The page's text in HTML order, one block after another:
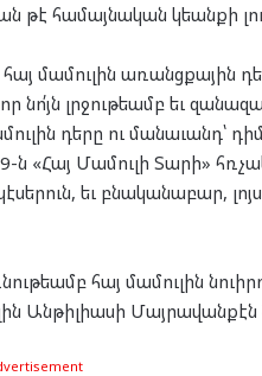
թէ համայնական կեանքի
մամուլին առանցքային
նո՛յն լրջութեամբ եւ
դերը ու մանաւանդ՝
ն «Հայ Մամուլի Տարի»
եւ բնականաբար,
հայ մամուլին
Անթիլիասի Մայրավանքէն